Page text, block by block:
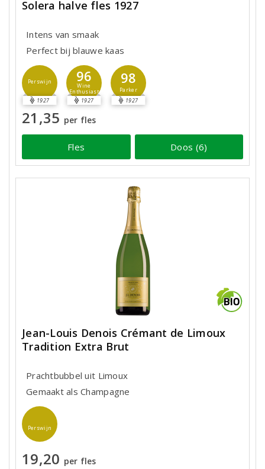
Solera halve fles 1927
Intens van smaak
Perfect bij blauwe kaas
Perswijn
1927
96
Wine
Enthusiast
1927
98
Parker
1927
21,35 per fles
Fles Doos (6)
Jean-Louis Denois Crémant de Limoux
Tradition Extra Brut
Prachtbubbel uit Limoux
Gemaakt als Champagne
Perswijn
19,20 per fles